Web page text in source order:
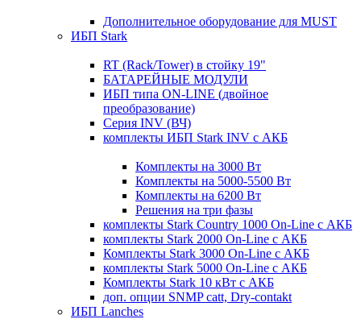
Дополнительное оборудование для MUST
ИБП Stark
RT (Rack/Tower) в стойку 19"
БАТАРЕЙНЫЕ МОДУЛИ
ИБП типа ON-LINE (двойное
преобразование)
Серия INV (ВЧ)
комплекты ИБП Stark INV с АКБ
Комплекты на 3000 Вт
Комплекты на 5000-5500 Вт
Комплекты на 6200 Вт
Решения на три фазы
комплекты Stark Country 1000 On-Line с АКБ
комплекты Stark 2000 On-Line с АКБ
Комплекты Stark 3000 On-Line с АКБ
комплекты Stark 5000 On-Line с АКБ
Комплекты Stark 10 кВт с АКБ
доп. опции SNMP catt, Dry-contakt
ИБП Lanches